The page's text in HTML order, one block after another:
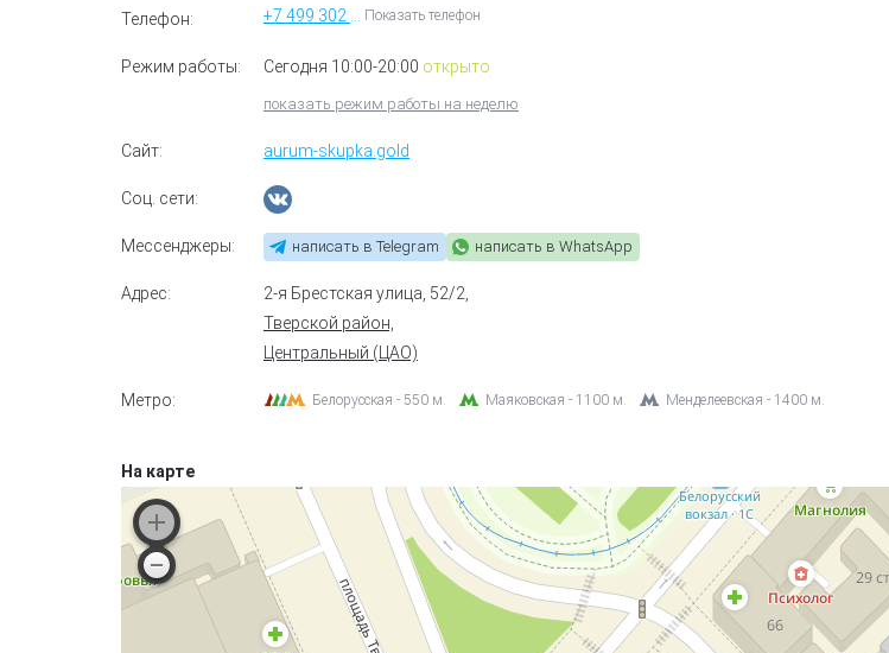
Телефон:
Показать телефон
Режим работы: Сегодня 10:00-20:00 открыто
показать режим работы на неделю
Сайт: aurum-skupka.gold
Соц. сети:
Мессенджеры: написать в Telegram написать в WhatsApp
Адрес: 2-я Брестская улица, 52/2
Тверской район,
Центральный (ЦАО)
Метро: Белорусская - 550 м. Маяковская - 1100 м. Менделеевская - 1400 м.
На карте